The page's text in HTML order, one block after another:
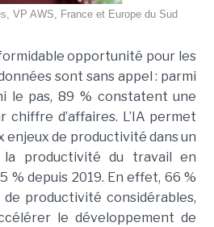
VP AWS, France et Europe du Sud
opportunité pour les
sont sans appel : parmi
le pas, 89 % constatent une
chiffre d’affaires. L’IA permet
enjeux de productivité dans un
productivité du travail en
% depuis 2019. En effet, 66 %
productivité considérables,
le développement de